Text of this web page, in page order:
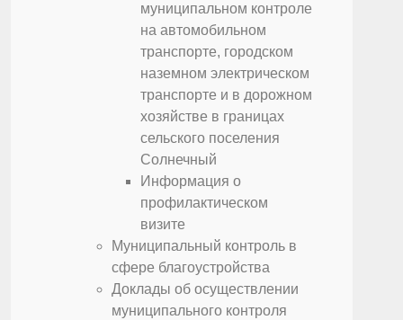
муниципальном контроле
на автомобильном
транспорте, городском
наземном электрическом
транспорте и в дорожном
хозяйстве в границах
сельского поселения
Солнечный
Информация о
профилактическом
визите
Муниципальный контроль в
сфере благоустройства
Доклады об осуществлении
муниципального контроля